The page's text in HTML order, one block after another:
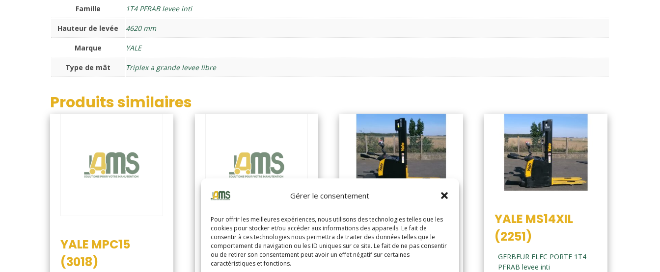
Gérer le consentement
Pour offrir les meilleures expériences, nous utilisons des technologies telles que les
cookies pour stocker et/ou accéder aux informations des appareils. Le fait de
consentir à ces technologies nous permettra de traiter des données telles que le
comportement de navigation ou les ID uniques sur ce site. Le fait de ne pas consentir
ou de retirer son consentement peut avoir un effet négatif sur certaines
caractéristiques et fonctions.
Famille 1T4 PFRAB levee inti
Hauteur de levée 4620 mm
Marque YALE
Type de mât Triplex a grande levee libre
Produits similaires
YALE MPC15
(3018)
YALE MS14XIL
(2387)
YALE MS16XIL
(2388)
GERBEUR ELEC PORTE 1,6t
YALE MS14XIL
(2251)
GERBEUR ELEC PORTE 1T4
PFRAB levee inti